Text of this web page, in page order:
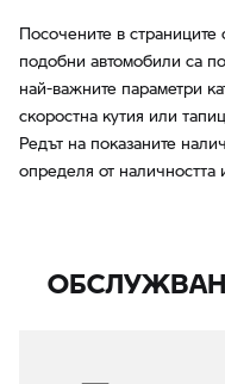
Посочените в
подобни автомобили са
най-важните параметри
скоростна кутия или
Редът на показаните
определя от наличността